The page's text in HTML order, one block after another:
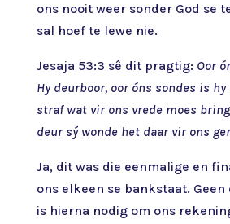
ons nooit weer sonder God se
sal hoef te lewe nie.
Jesaja 53:3 sê dit pragtig: Oor
Hy deurboor, oor óns sondes is
straf wat vir ons vrede moes
deur sý wonde het daar vir ons
Ja, dit was die eenmalige en
ons elkeen se bankstaat. Geen
is hierna nodig om ons